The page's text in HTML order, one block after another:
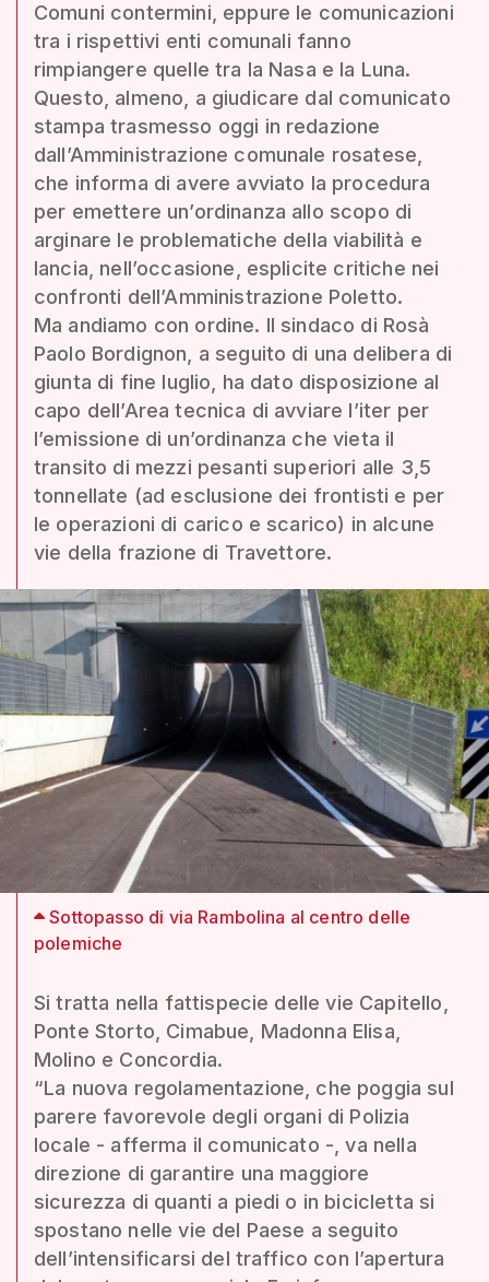
Comuni contermini, eppure le comunicazioni
tra i rispettivi enti comunali fanno
rimpiangere quelle tra la Nasa e la Luna.
Questo, almeno, a giudicare dal comunicato
stampa trasmesso oggi in redazione
dall’Amministrazione comunale rosatese,
che informa di avere avviato la procedura
per emettere un’ordinanza allo scopo di
arginare le problematiche della viabilità e
lancia, nell’occasione, esplicite critiche nei
confronti dell’Amministrazione Poletto.
Ma andiamo con ordine. Il sindaco di Rosà
Paolo Bordignon, a seguito di una delibera di
giunta di fine luglio, ha dato disposizione al
capo dell’Area tecnica di avviare l’iter per
l’emissione di un’ordinanza che vieta il
transito di mezzi pesanti superiori alle 3,5
tonnellate (ad esclusione dei frontisti e per
le operazioni di carico e scarico) in alcune
vie della frazione di Travettore.
Sottopasso di via Rambolina al centro delle
polemiche
Si tratta nella fattispecie delle vie Capitello,
Ponte Storto, Cimabue, Madonna Elisa,
Molino e Concordia.
“La nuova regolamentazione, che poggia sul
parere favorevole degli organi di Polizia
locale - afferma il comunicato -, va nella
direzione di garantire una maggiore
sicurezza di quanti a piedi o in bicicletta si
spostano nelle vie del Paese a seguito
dell’intensificarsi del traffico con l’apertura